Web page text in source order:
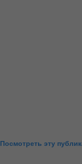
Посмотреть эту